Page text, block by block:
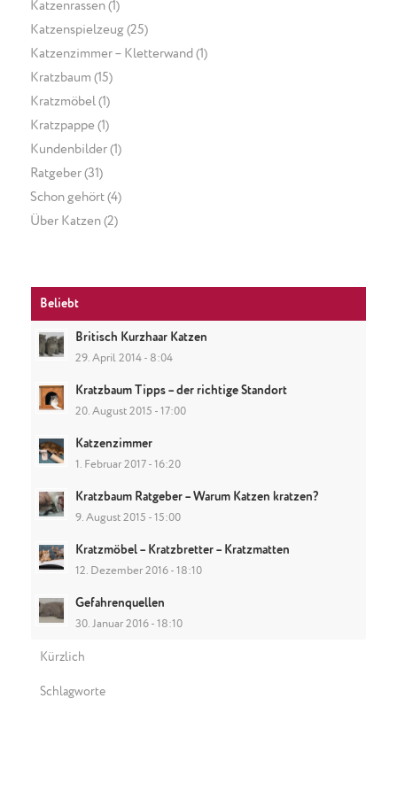
Katzenrassen(1)
Katzenspielzeug(25)
Katzenzimmer – Kletterwand (1)
Kratzbaum (15)
Kratzmöbel (1)
Kratzpappe (1)
Kundenbilder(1)
Ratgeber(31)
Schon gehört(4)
Über Katzen(2)
Beliebt
Britisch Kurzhaar Katzen
29. April 2014 - 8:04
Kratzbaum Tipps – der richtige Standort
20. August 2015 - 17:00
Katzenzimmer
1. Februar 2017 - 16:20
Kratzbaum Ratgeber – Warum Katzen kratzen?
9. August 2015 - 15:00
Kratzmöbel – Kratzbretter – Kratzmatten
12. Dezember 2016 - 18:10
Gefahrenquellen
30. Januar 2016 - 18:10
Kürzlich
Schlagworte